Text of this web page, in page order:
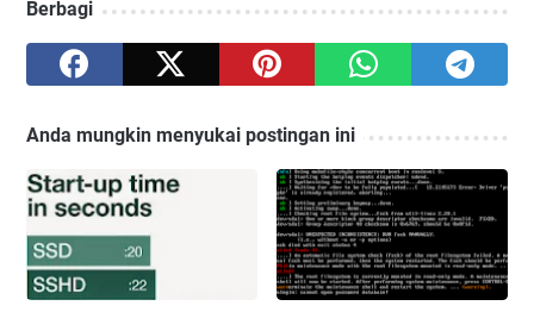
Berbagi
Anda mungkin menyukai postingan ini